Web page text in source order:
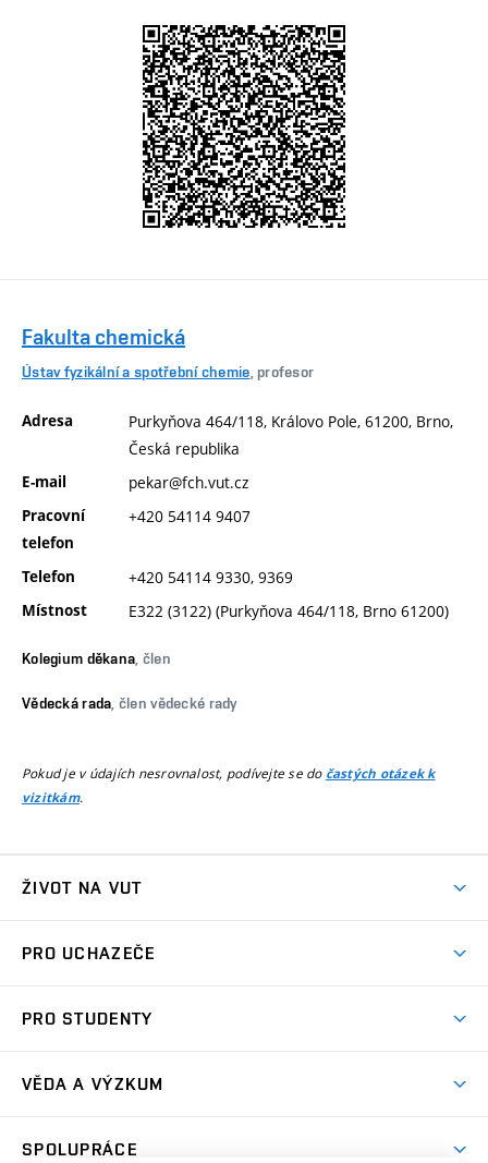
Fakulta chemická
Ústav fyzikální a spotřební chemie, profesor
Adresa
Purkyňova 464/118, Královo Pole, 61200, Brno,
Česká republika
E-mail pekar@fch.vut.cz
Pracovní
telefon
+420 54114 9407
Telefon +420 54114 9330, 9369
Místnost E322 (3122) (Purkyňova 464/118, Brno 61200)
Kolegium děkana, člen
Vědecká rada , člen vědecké rady
Pokud je v údajích nesrovnalost, podívejte se do častých otázek k
vizitkám.
ŽIVOT NA VUT
Koleje
Sport na VUT
PRO UCHAZEČE
Dny otevřených dveří
Celoživotní vzdělávání
PRO STUDENTY
Harmonogram akademického roku
Zpracování osobních údajů studentů
Sociální bezpečí
VĚDA A VÝZKUM
SPOLUPRÁCE